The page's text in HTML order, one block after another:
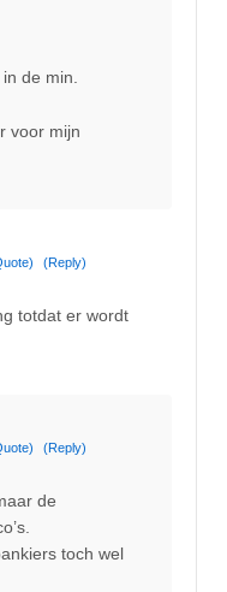
de min.
voor mijn
(Reply)
totdat er wordt
(Reply)
de
toch wel